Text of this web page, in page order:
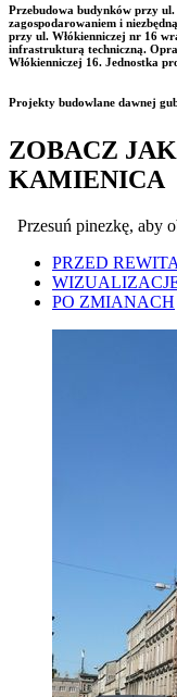
Przebudowa budynków przy
zagospodarowaniem i
przy ul. Włókienniczej nr 16
infrastrukturą techniczną.
Włókienniczej 16. Jednostka
Projekty budowlane dawnej
ZOBACZ
KAMIENICA
Przesuń pinezkę, aby
PRZED
PO ZMIANACH